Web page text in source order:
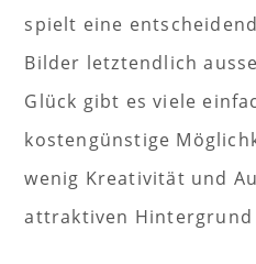
spielt eine
Bilder letztendlich
Glück gibt es viele
kostengünstige
wenig Kreativität und
attraktiven Hintergrund